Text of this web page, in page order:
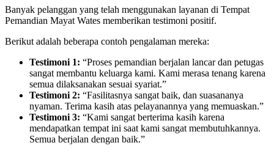
Banyak pelanggan yang telah menggunakan layanan di Tempat
Pemandian Mayat Wates memberikan testimoni positif.
Berikut adalah beberapa contoh pengalaman mereka:
Testimoni 1: “Proses pemandian berjalan lancar dan petugas
sangat membantu keluarga kami. Kami merasa tenang karena
semua dilaksanakan sesuai syariat.”
Testimoni 2: “Fasilitasnya sangat baik, dan suasananya
nyaman. Terima kasih atas pelayanannya yang memuaskan.”
Testimoni 3: “Kami sangat berterima kasih karena
mendapatkan tempat ini saat kami sangat membutuhkannya.
Semua berjalan dengan baik.”